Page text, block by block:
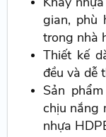
gian, phù
trong nhà
Thiết kế
đều và dễ
Sản
chịu nắng
nhựa